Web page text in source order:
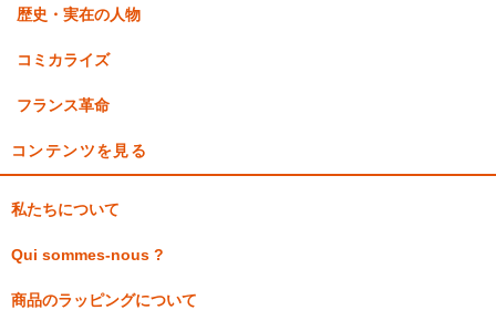
歴史・実在の人物
コミカライズ
フランス革命
コンテンツを見る
私たちについて
Qui sommes-nous ?
商品のラッピングについて